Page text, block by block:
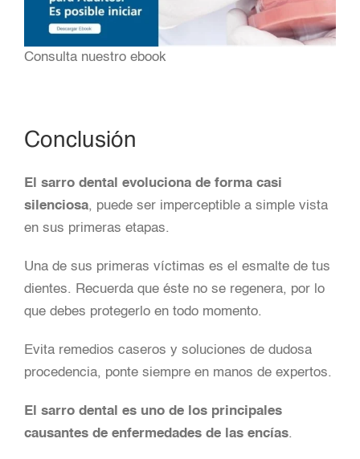
Consulta nuestro ebook
Conclusión
El sarro dental evoluciona de forma casi
silenciosa, puede ser imperceptible a simple vista
en sus primeras etapas.
Una de sus primeras víctimas es el esmalte de tus
dientes. Recuerda que éste no se regenera, por lo
que debes protegerlo en todo momento.
Evita remedios caseros y soluciones de dudosa
procedencia, ponte siempre en manos de expertos.
El sarro dental es uno de los principales
causantes de enfermedades de las encías.